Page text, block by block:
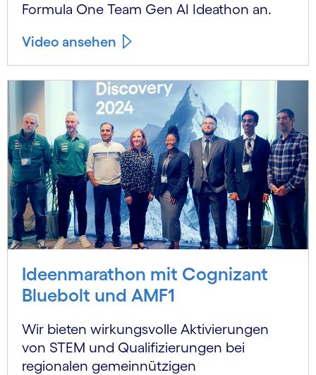
Formula One Team Gen AI Ideathon an.
Video ansehen
Ideenmarathon mit Cognizant
Bluebolt und AMF1
Wir bieten wirkungsvolle Aktivierungen
von STEM und Qualifizierungen bei
regionalen gemeinnützigen